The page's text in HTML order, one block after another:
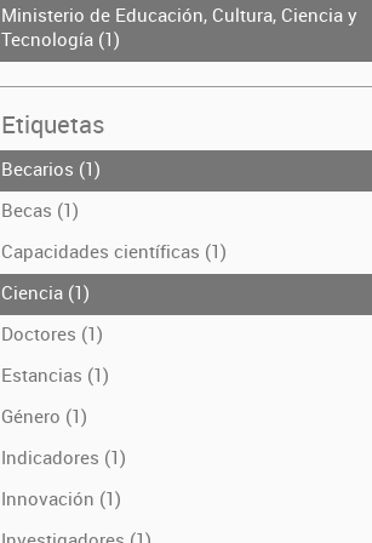
Ministerio de Educación, Cultura, Ciencia y
Tecnología (1)
Etiquetas
Becarios (1)
Becas (1)
Capacidades científicas (1)
Ciencia (1)
Doctores (1)
Estancias (1)
Género (1)
Indicadores (1)
Innovación (1)